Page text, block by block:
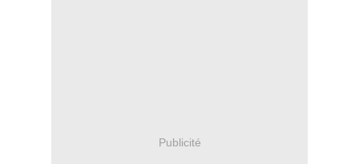
Publicité